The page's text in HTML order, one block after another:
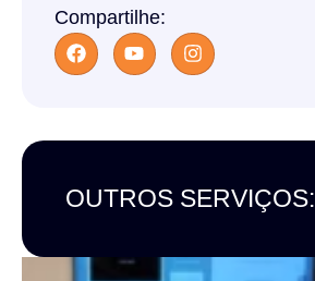
Compartilhe:
OUTROS SERVIÇOS: